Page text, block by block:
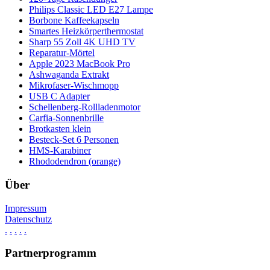
Philips Classic LED E27 Lampe
Borbone Kaffeekapseln
Smartes Heizkörperthermostat
Sharp 55 Zoll 4K UHD TV
Reparatur-Mörtel
Apple 2023 MacBook Pro
Ashwaganda Extrakt
Mikrofaser-Wischmopp
USB C Adapter
Schellenberg-Rollladenmotor
Carfia-Sonnenbrille
Brotkasten klein
Besteck-Set 6 Personen
HMS-Karabiner
Rhododendron (orange)
Über
Impressum
Datenschutz
. . . . .
Partnerprogramm